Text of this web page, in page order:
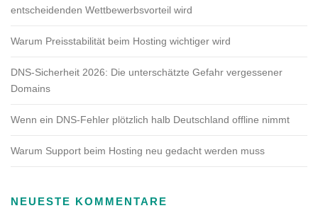
entscheidenden Wettbewerbsvorteil wird
Warum Preisstabilität beim Hosting wichtiger wird
DNS-Sicherheit 2026: Die unterschätzte Gefahr vergessener
Domains
Wenn ein DNS-Fehler plötzlich halb Deutschland offline nimmt
Warum Support beim Hosting neu gedacht werden muss
NEUESTE KOMMENTARE